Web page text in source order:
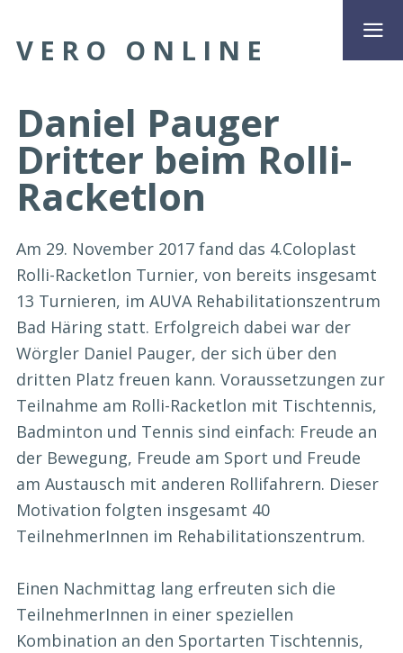
VERO ONLINE
Daniel Pauger
Dritter beim Rolli-
Racketlon
Am 29. November 2017 fand das 4.Coloplast
Rolli-Racketlon Turnier, von bereits insgesamt
13 Turnieren, im AUVA Rehabilitationszentrum
Bad Häring statt. Erfolgreich dabei war der
Wörgler Daniel Pauger, der sich über den
dritten Platz freuen kann. Voraussetzungen zur
Teilnahme am Rolli-Racketlon mit Tischtennis,
Badminton und Tennis sind einfach: Freude an
der Bewegung, Freude am Sport und Freude
am Austausch mit anderen Rollifahrern. Dieser
Motivation folgten insgesamt 40
TeilnehmerInnen im Rehabilitationszentrum.
Einen Nachmittag lang erfreuten sich die
TeilnehmerInnen in einer speziellen
Kombination an den Sportarten Tischtennis,